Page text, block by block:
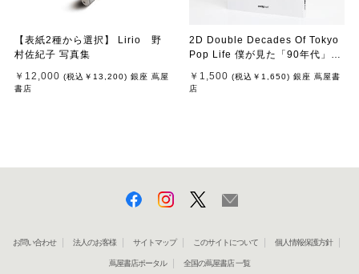
【表紙2種から選択】 Lirio 野
村佐紀子 写真集
￥12,000 (税込 ￥13,200) 銀座 蔦屋
書店
2D Double Decades Of Tokyo
Pop Life 僕が見た「90年代」の
（著）
￥1,500 (税込 ￥1,650) 銀座 蔦屋書
店
お問い合わせ 法人のお客様 サイトマップ このサイトについて 個人情報保護方針
蔦屋書店ポータル 全国の蔦屋書店 一覧